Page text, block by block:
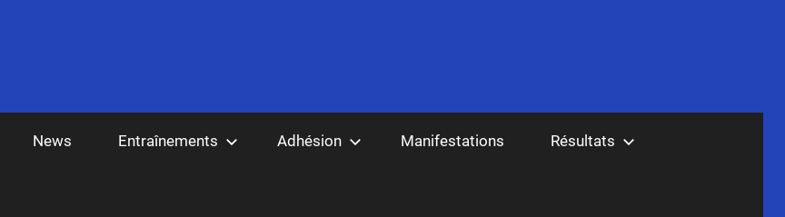
News Entraînements Adhésion Manifestations Résultats